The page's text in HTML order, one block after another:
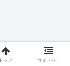
トップ サイドバー